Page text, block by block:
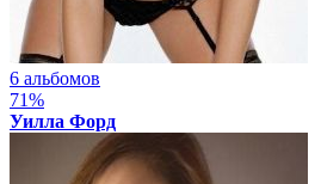
6 альбомов
71%
Уилла Форд